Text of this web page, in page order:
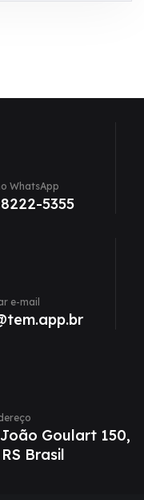
WhatsApp
5355
e-mail
Goulart 150,
Brasil